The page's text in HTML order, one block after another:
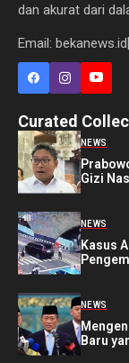
dan akurat dari
Email:
Curated
NEWS
Gizi
NEWS
Kasus
NEWS
Baru